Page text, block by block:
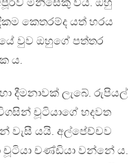
මිනිසෙකු විය. ඔහු
කෙතරම්ද යත් හරය
වුව ඔහුගේ පත්තර
ය.
දීමනාවක් ලැබේ. රුපියල්
චූටියාගේ හදවත
වැසී යයි. අල්පේච්චව
චූටියා චණ්ඩියා වන්නේ ය.